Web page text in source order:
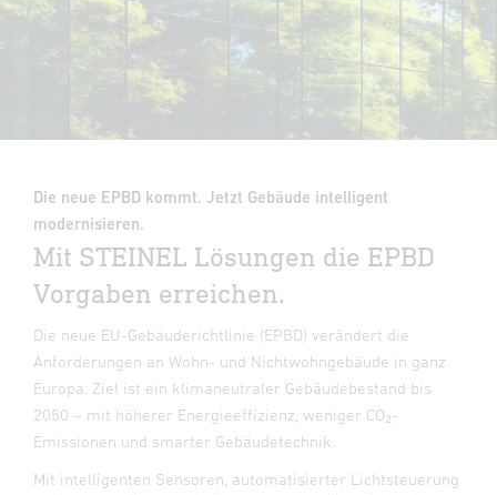
Die neue EPBD kommt. Jetzt Gebäude intelligent
modernisieren.
Mit STEINEL Lösungen die EPBD
Vorgaben erreichen.
Die neue EU-Gebäuderichtlinie (EPBD) verändert die
Anforderungen an Wohn- und Nichtwohngebäude in ganz
Europa. Ziel ist ein klimaneutraler Gebäudebestand bis
2050 – mit höherer Energieeffizienz, weniger CO₂-
Emissionen und smarter Gebäudetechnik.
Mit intelligenten Sensoren, automatisierter Lichtsteuerung